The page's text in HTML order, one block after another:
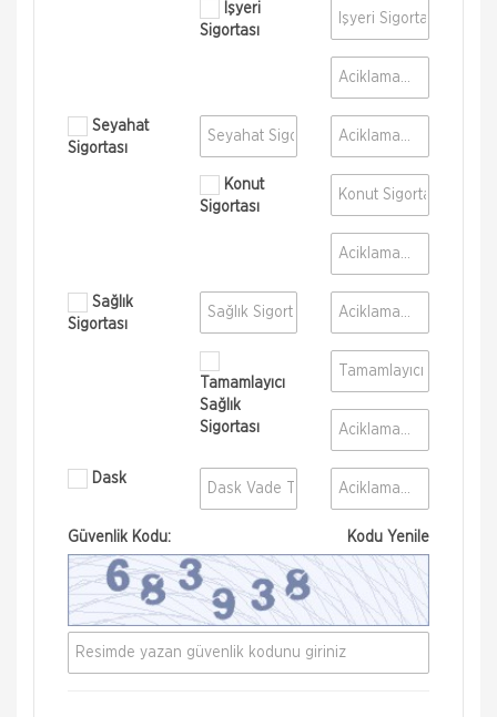
İşyeri
Sigortası
Seyahat
Sigortası
Konut
Sigortası
Sağlık
Sigortası
Tamamlayıcı
Sağlık
Sigortası
Dask
Güvenlik Kodu: Kodu Yenile